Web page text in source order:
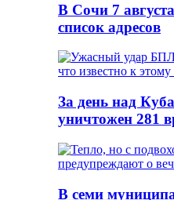
В Сочи 7
список адресов
За день над
уничтожен 281
В семи